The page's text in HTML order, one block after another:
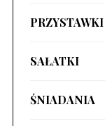
PRZYSTAWKI
SAŁATKI
ŚNIADANIA